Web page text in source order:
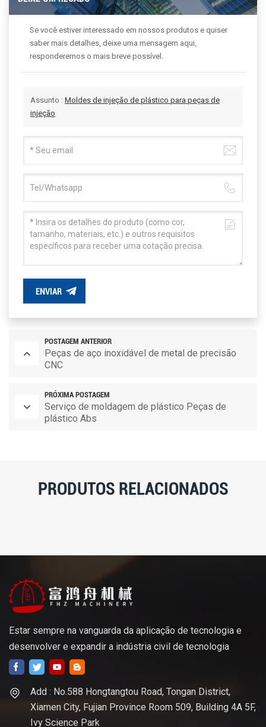
Se você estiver interessado em nossos produtos e quiser
saber mais detalhes, deixe uma mensagem aqui,
responderemos o mais breve possível.
Assunto : Moldes de injeção de plástico para peças de
injeção
ENVIAR
POSTAGEM ANTERIOR
Peças de aço inoxidável de metal de precisão
CNC
PRÓXIMA POSTAGEM
Serviço de moldagem de plástico Peças de
plástico Abs
PRODUTOS RELACIONADOS
Estar sempre na vanguarda da aplicação de tecnologia e
desenvolver e expandir a indústria civil de tecnologia
Add : No.588 Hongtangtou Road, Tongan District,
Xiamen City, Fujian Province Room 509, Building 4A 5F,
Ivy Science Park